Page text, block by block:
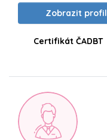
Zobrazit profil
Certifikát ČADBT